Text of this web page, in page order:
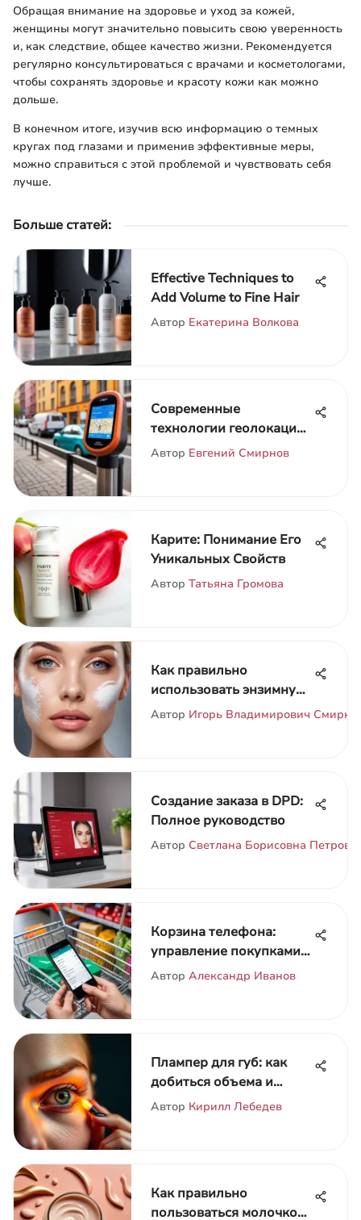
Обращая внимание на здоровье и уход за кожей,
женщины могут значительно повысить свою уверенность
и, как следствие, общее качество жизни. Рекомендуется
регулярно консультироваться с врачами и косметологами,
чтобы сохранять здоровье и красоту кожи как можно
дольше.
В конечном итоге, изучив всю информацию о темных
кругах под глазами и применив эффективные меры,
можно справиться с этой проблемой и чувствовать себя
лучше.
Больше статей:
Effective Techniques to
Add Volume to Fine Hair
Автор Екатерина Волкова
Современные
технологии геолокации:
анализ и применение
Автор Евгений Смирнов
Карите: Понимание Его
Уникальных Свойств
Автор Татьяна Громова
Как правильно
использовать энзимную
пудру для кожи
Автор Игорь Владимирович
Создание заказа в DPD:
Полное руководство
Автор Светлана Борисовна Петрова
Корзина телефона:
управление покупками
на SkidKosmo
Автор Александр Иванов
Плампер для губ: как
добиться объема и
красоты
Автор Кирилл Лебедев
Как правильно
пользоваться молочком